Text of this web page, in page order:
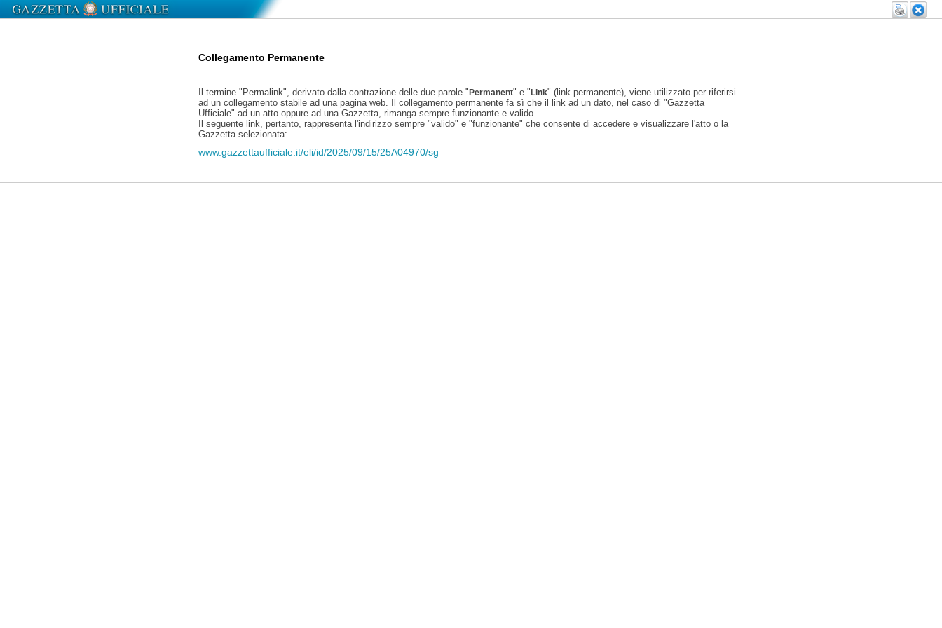
Collegamento Permanente
Il termine "Permalink", derivato dalla contrazione delle due parole "Permanent" e "Link" (link permanente), viene utilizzato per riferirsi
ad un collegamento stabile ad una pagina web. Il collegamento permanente fa sì che il link ad un dato, nel caso di "Gazzetta
Ufficiale" ad un atto oppure ad una Gazzetta, rimanga sempre funzionante e valido.
Il seguente link, pertanto, rappresenta l'indirizzo sempre "valido" e "funzionante" che consente di accedere e visualizzare l'atto o la
Gazzetta selezionata:
www.gazzettaufficiale.it/eli/id/2025/09/15/25A04970/sg